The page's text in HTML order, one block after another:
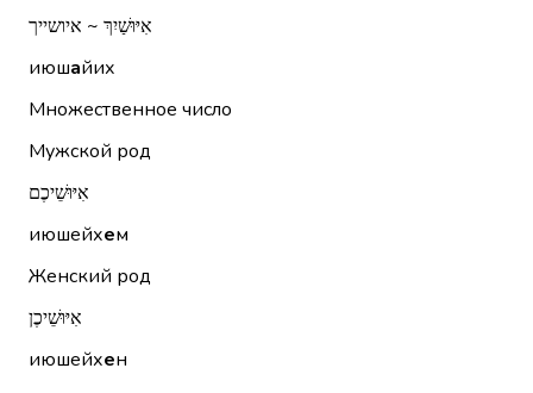
אִיּוּשַׁיִךְ ~ איושייך
июшайих
Множественное число
Мужской род
אִיּוּשֵׁיכֶם
июшейхем
Женский род
אִיּוּשֵׁיכֶן
июшейхен